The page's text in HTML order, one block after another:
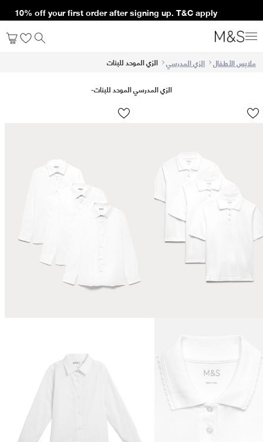
first order after signing up. T&C apply*
ملابس الأطفال الزي المدرسي
الزي الموحد للبنات
الزي المدرسي الموحد للبنات-